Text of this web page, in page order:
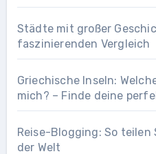
Städte mit großer
faszinierenden Vergleich
Griechische Inseln:
mich? – Finde deine
Reise-Blogging: So teilen
der Welt